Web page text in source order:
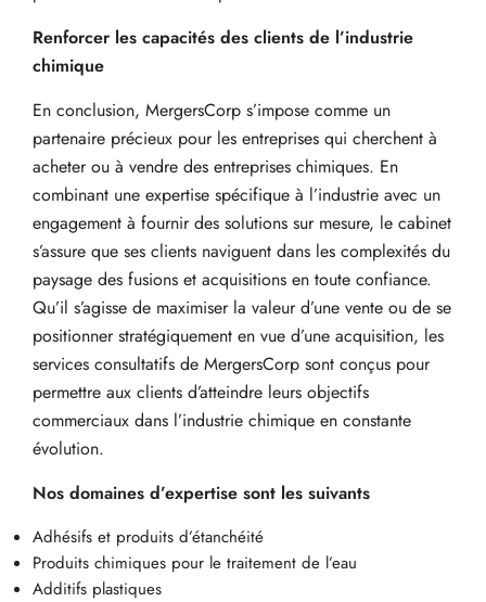
Renforcer les capacités des clients de l’industrie
chimique
En conclusion, MergersCorp s’impose comme un
partenaire précieux pour les entreprises qui cherchent à
acheter ou à vendre des entreprises chimiques. En
combinant une expertise spécifique à l’industrie avec un
engagement à fournir des solutions sur mesure, le cabinet
s’assure que ses clients naviguent dans les complexités du
paysage des fusions et acquisitions en toute confiance.
Qu’il s’agisse de maximiser la valeur d’une vente ou de se
positionner stratégiquement en vue d’une acquisition, les
services consultatifs de MergersCorp sont conçus pour
permettre aux clients d’atteindre leurs objectifs
commerciaux dans l’industrie chimique en constante
évolution.
Nos domaines d’expertise sont les suivants
Adhésifs et produits d’étanchéité
Produits chimiques pour le traitement de l’eau
Additifs plastiques